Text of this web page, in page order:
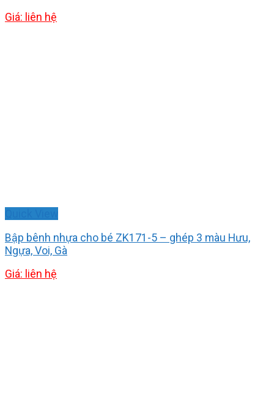
Giá: liên hệ
Bập bênh nhựa cho bé ZK171-5 – ghép 3 màu Hưu,
Ngựa, Voi, Gà
Giá: liên hệ